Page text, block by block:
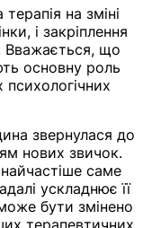
на зміні
і закріплення
Вважається, що
основну роль
психологічних
звернулася до
нових звичок.
саме
ускладнює її
бути змінено